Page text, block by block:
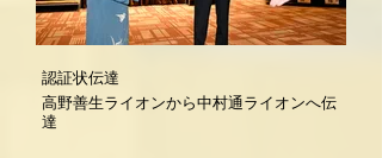
認証状伝達
高野善生ライオンから中村通ライオンへ伝
達